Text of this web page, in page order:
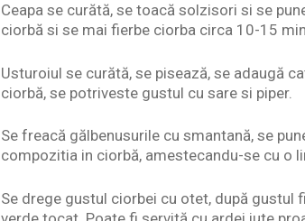
Ceapa se curătă, se toacă solzisori si se
ciorbă si se mai fierbe ciorba circa 10-15
Usturoiul se curătă, se pisează, se adaugă
ciorbă, se potriveste gustul cu sare si piper.
Se freacă gălbenusurile cu smantană, se
compozitia in ciorbă, amestecandu-se cu o
Se drege gustul ciorbei cu otet, după gustul